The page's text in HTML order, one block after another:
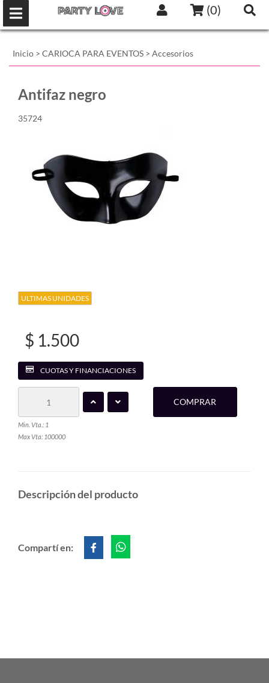
(0)
Inicio > CARIOCA PARA EVENTOS > Accesorios
Antifaz negro
35724
ULTIMAS UNIDADES
$ 1.500
CUOTAS Y FINANCIACIONES
Min. Vta.: 1
Max Vta: 100000
COMPRAR
Descripción del producto
Compartí en: